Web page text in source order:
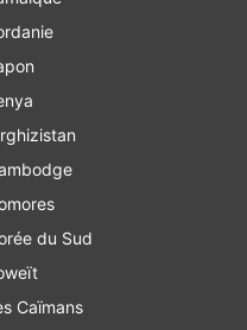
du Sud
Caïmans